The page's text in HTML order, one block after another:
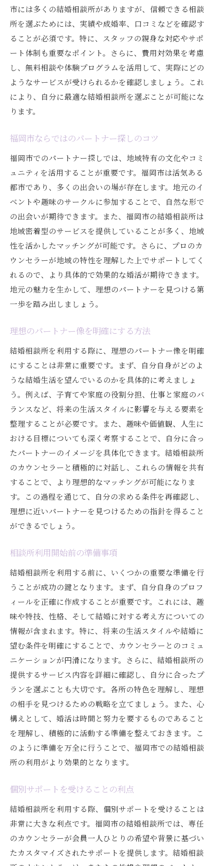
市には多くの結婚相談所がありますが、信頼できる相談
所を選ぶためには、実績や成婚率、口コミなどを確認す
ることが必須です。特に、スタッフの親身な対応やサポ
ート体制も重要なポイント。さらに、費用対効果を考慮
し、無料相談や体験プログラムを活用して、実際にどの
ようなサービスが受けられるかを確認しましょう。これ
により、自分に最適な結婚相談所を選ぶことが可能にな
ります。
福岡市ならではのパートナー探しのコツ
福岡市でのパートナー探しでは、地域特有の文化やコミ
ュニティを活用することが重要です。福岡市は活気ある
都市であり、多くの出会いの場が存在します。地元のイ
ベントや趣味のサークルに参加することで、自然な形で
の出会いが期待できます。また、福岡市の結婚相談所は
地域密着型のサービスを提供していることが多く、地域
性を活かしたマッチングが可能です。さらに、プロのカ
ウンセラーが地域の特性を理解した上でサポートしてく
れるので、より具体的で効果的な婚活が期待できます。
地元の魅力を生かして、理想のパートナーを見つける第
一歩を踏み出しましょう。
理想のパートナー像を明確にする方法
結婚相談所を利用する際に、理想のパートナー像を明確
にすることは非常に重要です。まず、自分自身がどのよ
うな結婚生活を望んでいるのかを具体的に考えましょ
う。例えば、子育てや家庭の役割分担、仕事と家庭のバ
ランスなど、将来の生活スタイルに影響を与える要素を
整理することが必要です。また、趣味や価値観、人生に
おける目標についても深く考察することで、自分に合っ
たパートナーのイメージを具体化できます。結婚相談所
のカウンセラーと積極的に対話し、これらの情報を共有
することで、より理想的なマッチングが可能になりま
す。この過程を通じて、自分の求める条件を再確認し、
理想に近いパートナーを見つけるための指針を得ること
ができるでしょう。
相談所利用開始前の準備事項
結婚相談所を利用する前に、いくつかの重要な準備を行
うことが成功の鍵となります。まず、自分自身のプロフ
ィールを正確に作成することが重要です。これには、趣
味や特技、性格、そして結婚に対する考え方についての
情報が含まれます。特に、将来の生活スタイルや結婚に
望む条件を明確にすることで、カウンセラーとのコミュ
ニケーションが円滑になります。さらに、結婚相談所の
提供するサービス内容を詳細に確認し、自分に合ったプ
ランを選ぶことも大切です。各所の特色を理解し、理想
の相手を見つけるための戦略を立てましょう。また、心
構えとして、婚活は時間と努力を要するものであること
を理解し、積極的に活動する準備を整えておきます。こ
のように準備を万全に行うことで、福岡市での結婚相談
所の利用がより効果的となります。
個別サポートを受けることの利点
結婚相談所を利用する際、個別サポートを受けることは
非常に大きな利点です。福岡市の結婚相談所では、専任
のカウンセラーが会員一人ひとりの希望や背景に基づい
たカスタマイズされたサポートを提供します。結婚相談